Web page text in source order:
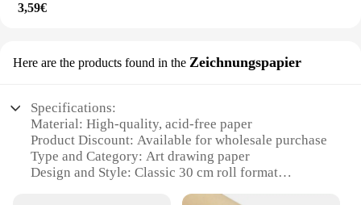
3,59€
Here are the products found in the Zeichnungspapier
Specifications:
Material: High-quality, acid-free paper
Product Discount: Available for wholesale purchase
Type and Category: Art drawing paper
Design and Style: Classic 30 cm roll format